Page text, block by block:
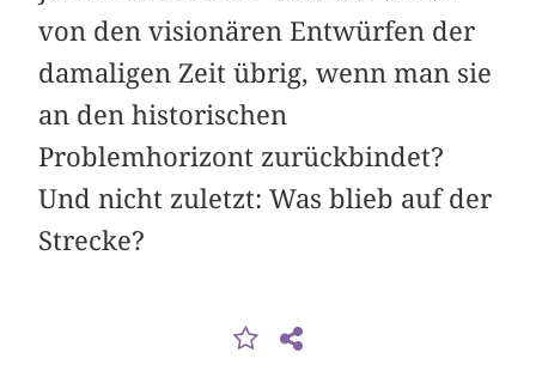
von den visionären Entwürfen der
damaligen Zeit übrig, wenn man sie
an den historischen
Problemhorizont zurückbindet?
Und nicht zuletzt: Was blieb auf der
Strecke?